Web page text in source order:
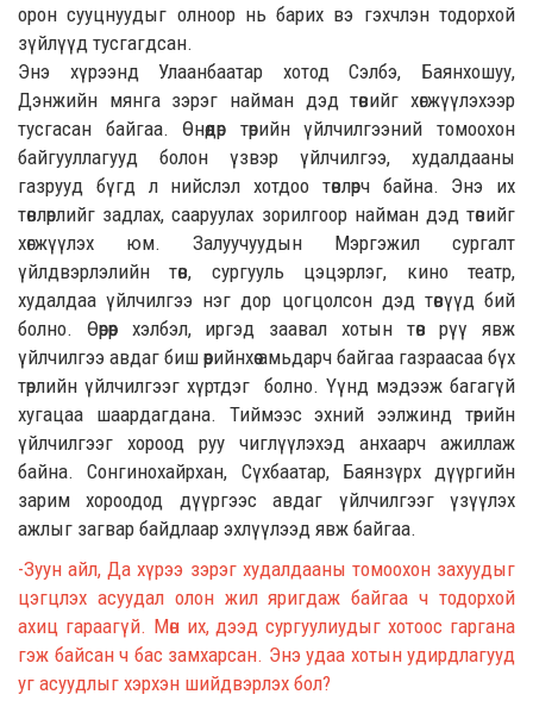
орон сууцнуудыг олноор нь барих вэ гэхчлэнтодорхой
зүйлүүд тусгагдсан.
Энэ хүрээнд Улаанбаатар хотод Сэлбэ, Баянхошуу,
Дэнжийн мянга зэрэг найман дэд төвийг хөгжүүлэхээр
тусгасан байгаа.Өнөөдөр төрийн үйлчилгээний томоохон
байгууллагууд болон үзвэр үйлчилгээ, худалдааны
газрууд бүгдлнийслэл хотдоо төвлөрч байна. Энэ их
төвлөрлийг задлах, сааруулах зорилгоор найман дэд төвийг
хөгжүүлэх юм. Залуучуудын Мэргэжил сургалт
үйлдвэрлэлийн төв, сургууль цэцэрлэг, кино театр,
худалдаа үйлчилгээ нэг дор цогцолсон дэд төвүүд бий
болно. Өөрөөр хэлбэл,иргэд заавал хотын төв рүү явж
үйлчилгээ авдаг биш өөрийнхөө амьдарч байгаа газраасаа бүх
төрлийн үйлчилгээг хүртдэг болно. Үүнд мэдээж багагүй
хугацаа шаардагдана. Тиймээс эхний ээлжинд төрийн
үйлчилгээг хороод руу чиглүүлэхэд анхаарч ажиллаж
байна. Сонгинохайрхан, Сүхбаатар, Баянзүрх дүүргийн
зарим хороодод дүүргээс авдаг үйлчилгээг үзүүлэх
ажлыг загвар байдлаар эхлүүлээд явж байгаа.
-Зуун айл, Да хүрээ зэрэг худалдааны томоохон захуудыг
цэгцлэх асуудал олон жил яригдаж байгаа ч тодорхой
ахиц гараагүй. Мөн их,дээд сургуулиудыг хотоос гаргана
гэж байсан ч бас замхарсан. Энэ удаа хотын удирдлагууд
уг асуудлыг хэрхэн шийдвэрлэх бол?